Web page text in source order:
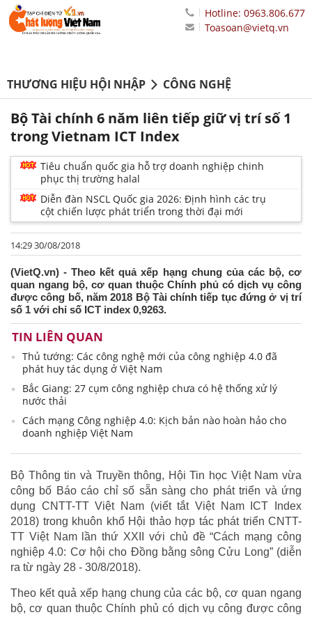
Hotline: 0963.806.677
Toasoan@vietq.vn
THƯƠNG HIỆU HỘI NHẬP CÔNG NGHỆ
Bộ Tài chính 6 năm liên tiếp giữ vị trí số 1
trong Vietnam ICT Index
Tiêu chuẩn quốc gia hỗ trợ doanh nghiệp chinh
phục thị trường halal
Diễn đàn NSCL Quốc gia 2026: Định hình các trụ
cột chiến lược phát triển trong thời đại mới
14:29 30/08/2018
(VietQ.vn) - Theo kết quả xếp hạng chung của các bộ, cơ
quan ngang bộ, cơ quan thuộc Chính phủ có dịch vụ công
được công bố, năm 2018 Bộ Tài chính tiếp tục đứng ở vị trí
số 1 với chỉ số ICT index 0,9263.
TIN LIÊN QUAN
Thủ tướng: Các công nghệ mới của công nghiệp 4.0 đã
phát huy tác dụng ở Việt Nam
Bắc Giang: 27 cụm công nghiệp chưa có hệ thống xử lý
nước thải
Cách mạng Công nghiệp 4.0: Kịch bản nào hoàn hảo cho
doanh nghiệp Việt Nam
Bộ Thông tin và Truyền thông, Hội Tin học Việt Nam vừa
công bố Báo cáo chỉ số sẵn sàng cho phát triển và ứng
dụng CNTT-TT Việt Nam (viết tắt Việt Nam ICT Index
2018) trong khuôn khổ Hội thảo hợp tác phát triển CNTT-
TT Việt Nam lần thứ XXII với chủ đề “Cách mạng công
nghiệp 4.0: Cơ hội cho Đồng bằng sông Cửu Long” (diễn
ra từ ngày 28 - 30/8/2018).
Theo kết quả xếp hạng chung của các bộ, cơ quan ngang
bộ, cơ quan thuộc Chính phủ có dịch vụ công được công